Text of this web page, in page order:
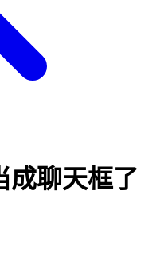
成聊天框了